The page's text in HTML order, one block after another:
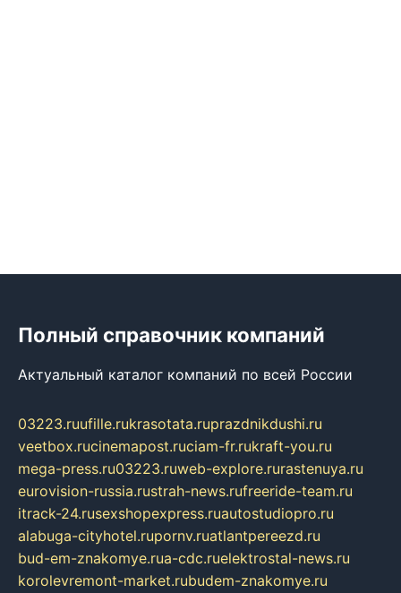
Полный справочник компаний
Актуальный каталог компаний по всей России
03223.ruufille.rukrasotata.ruprazdnikdushi.ru
veetbox.rucinemapost.ruciam-fr.rukraft-you.ru
mega-press.ru03223.ruweb-explore.rurastenuya.ru
eurovision-russia.rustrah-news.rufreeride-team.ru
itrack-24.rusexshopexpress.ruautostudiopro.ru
alabuga-cityhotel.rupornv.ruatlantpereezd.ru
bud-em-znakomye.rua-cdc.ruelektrostal-news.ru
korolevremont-market.rubudem-znakomye.ru